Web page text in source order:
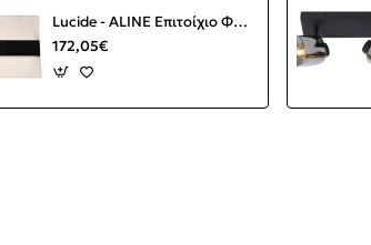
Lucide - ALINE Επιτοίχιο Φωτιστικό LED Διάφανο, Μαύρο Ματ 3000 K
172,05€